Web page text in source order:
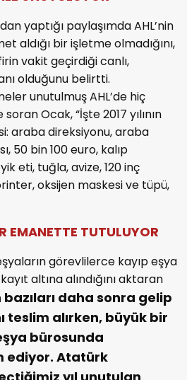
yaptığı paylaşımda AHL’nin
aldığı bir işletme olmadığını,
vakit geçirdiği canlı,
olduğunu belirtti.
unutulmuş AHL’de hiç
Ocak, “İşte 2017 yılının
araba direksiyonu, araba
50 bin 100 euro, kalıp
eti, tuğla, avize, 120 inç
oksijen maskesi ve tüpü,
EMANETTE TUTULUYOR
görevlilerce kayıp eşya
altına alındığını aktaran
daha sonra gelip
teslim alırken, büyük bir
bürosunda
ediyor. Atatürk